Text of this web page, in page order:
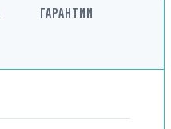
ГАРАНТИИ